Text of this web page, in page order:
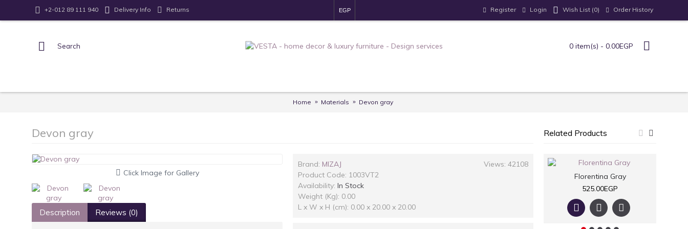
+2-012 89 111 940 Delivery Info Returns EGP Register Login Wish List (0) Order History
0 item(s) - 0.00EGP
Home Materials Devon gray
Related Products
Florentina Gray
525.00EGP
Devon gray
Click Image for Gallery
Description Reviews (0)
Views: 42108
Brand: MIZAJ
Product Code: 1003VT2
Availability: In Stock
Weight (Kg): 0.00
L x W x H (cm): 0.00 x 20.00 x 20.00